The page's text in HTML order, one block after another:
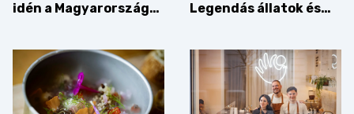
idén a Magyarország
Legendás állatok és